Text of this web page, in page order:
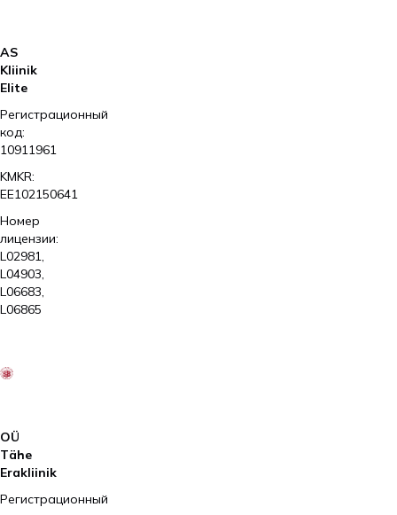
AS
Kliinik
Elite
Регистрационный
код:
10911961
KMKR:
EE102150641
Номер
лицензии:
L02981,
L04903,
L06683,
L06865
OÜ
Tähe
Erakliinik
Регистрационный